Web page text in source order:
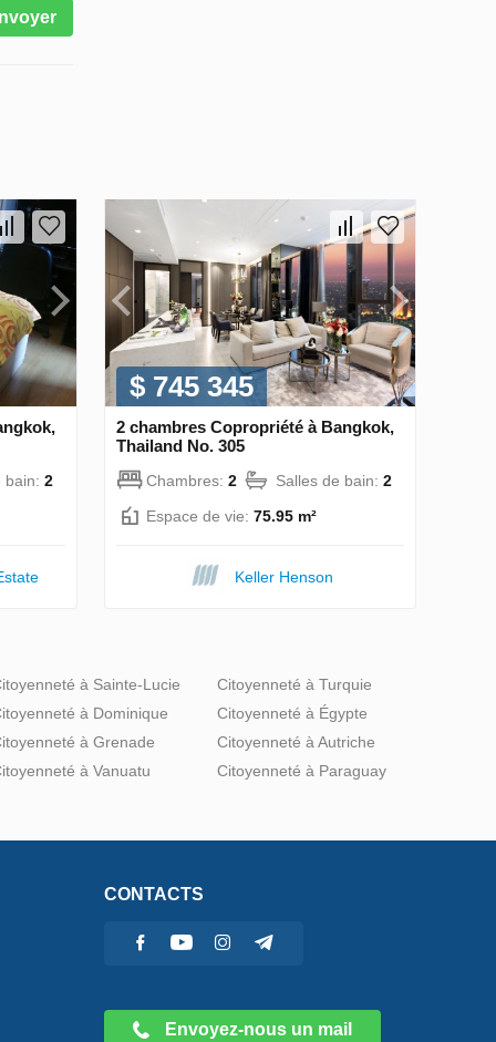
bain: 2
$ 745 345
2 chambres Copropriété à Bangkok,
Thailand No. 305
Chambres: 2 Salles de bain: 2
Espace de vie: 75.95 m²
Keller Henson
à Sainte-Lucie
à Dominique
à Grenade
à Vanuatu
Citoyenneté à Turquie
Citoyenneté à Égypte
Citoyenneté à Autriche
Citoyenneté à Paraguay
CONTACTS
Envoyez-nous un mail